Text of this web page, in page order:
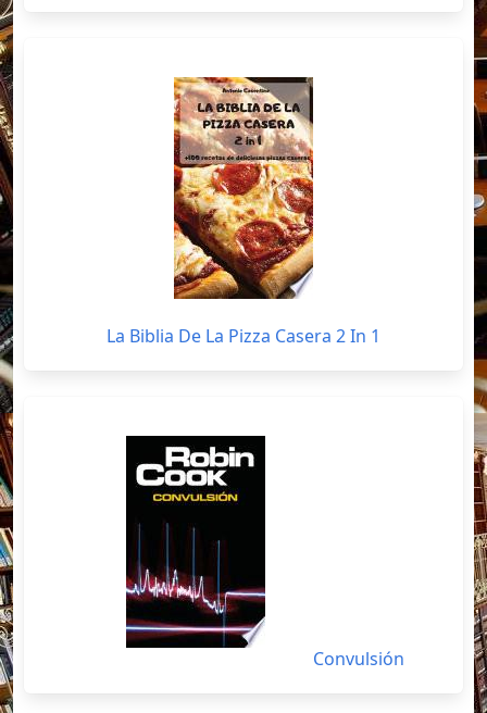
La Biblia De La Pizza Casera 2 In 1
Convulsión